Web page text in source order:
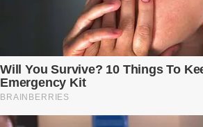
đêm không về. Và rồi, trong một bữa cơm
xuống bàn ly n...